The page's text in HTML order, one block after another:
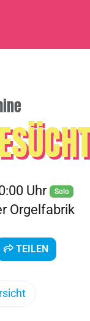
Uhr Solo
Orgelfabrik
TEILEN